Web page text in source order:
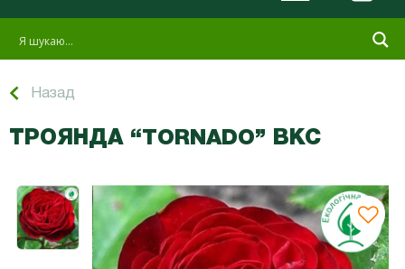
Назад
ТРОЯНДА “TORNADO” ВКС